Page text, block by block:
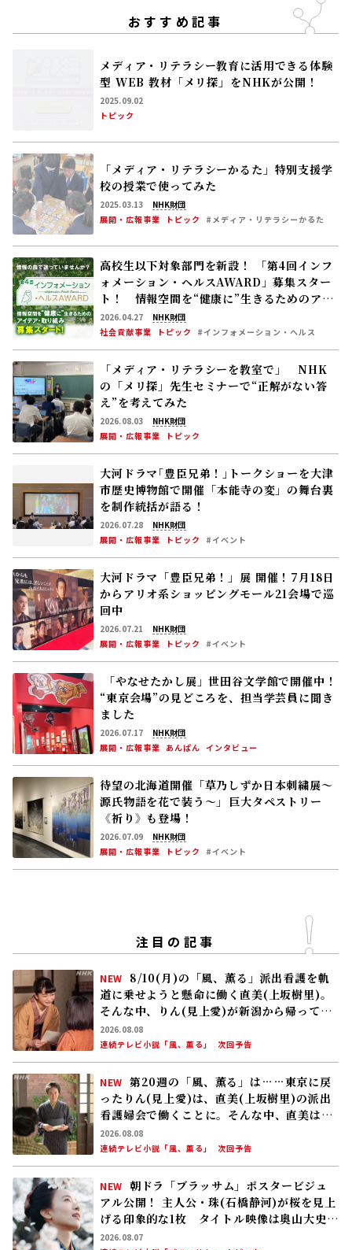
おすすめ記事
メディア・リテラシー教育に活用できる体験
型 WEB 教材「メリ探」をNHKが公開！
2025.09.02
トピック
「メディア・リテラシーかるた」特別支援学
校の授業で使ってみた
2025.03.13
NHK財団
展開・広報事業
トピック #メディア・リテラシーかるた
高校生以下対象部門を新設！ 「第4回インフ
ォメーション・ヘルスAWARD」募集スター
ト！ 情報空間を“健康に”生きるためのアイ
デア・取り組みを募集します
2026.04.27
NHK財団
社会貢献事業
トピック #インフォメーション・ヘルス
「メディア・リテラシーを教室で」 NHK
の「メリ探」先生セミナーで“正解がない答
え”を考えてみた
2026.08.03
NHK財団
展開・広報事業
トピック
大河ドラマ｢豊臣兄弟！｣トークショーを大津
市歴史博物館で開催――「本能寺の変」の舞台裏
を制作統括が語る！
2026.07.28
NHK財団
展開・広報事業
トピック #イベント
大河ドラマ「豊臣兄弟！」展 開催！――7月18日
からアリオ系ショッピングモール21会場で巡
回中
2026.07.21
NHK財団
展開・広報事業
トピック #イベント
「やなせたかし展」世田谷文学館で開催中！
“東京会場”の見どころを、担当学芸員に聞き
ました
2026.07.17
NHK財団
展開・広報事業 あんぱん インタビュー
待望の北海道開催「草乃しずか日本刺繍展～
源氏物語を花で装う～」――巨大タペストリー
《祈り》も登場！
2026.07.09
NHK財団
展開・広報事業
トピック #イベント
注目の記事
NEW
8/10(月)の「風、薫る」派出看護を軌
道に乗せようと懸命に働く直美(上坂樹里)。
そんな中、りん(見上愛)が新潟から帰ってく
る
2026.08.08
連続テレビ小説「風、薫る」
次回予告
NEW 第20週の「風、薫る」は……東京に戻
ったりん(見上愛)は、直美(上坂樹里)の派出
看護婦会で働くことに。そんな中、直美は自
分の理想とした無償の看護を始める
2026.08.08
連続テレビ小説「風、薫る」
次回予告
NEW 朝ドラ「ブラッサム」ポスタービジュ
アル公開！ 主人公・珠(石橋静河)が桜を見上
げる印象的な1枚 タイトル映像は奥山大史監
督、語りは三條雅幸アナ 2026年度後期放
2026.08.07